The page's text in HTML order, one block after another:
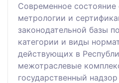
Современное состояние
метрологии и
законодательной базы
категории и виды
действующих в
межотраслевые
государственный